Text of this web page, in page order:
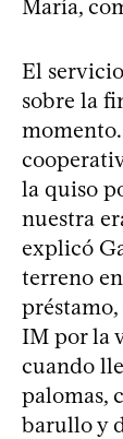
María,
El
sobre la
la quiso
nuestra
explicó
terreno
IM por la
cuando
palomas,
barullo y